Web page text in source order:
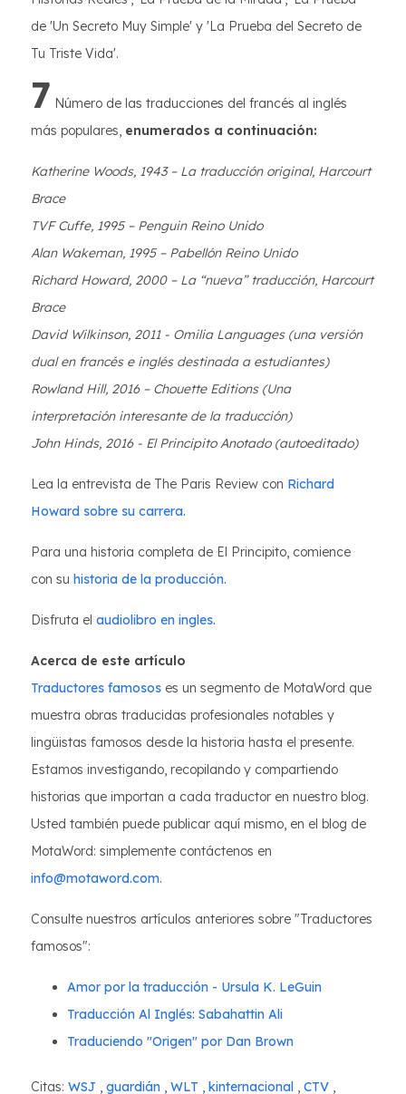
de 'Un Secreto Muy Simple' y 'La Prueba del Secreto de
Tu Triste Vida'.
7 Número de las traducciones del francés al inglés
más populares, enumerados a continuación:
Katherine Woods, 1943 – La traducción original, Harcourt
Brace
TVF Cuffe, 1995 – Penguin Reino Unido
Alan Wakeman, 1995 – Pabellón Reino Unido
Richard Howard, 2000 – La “nueva” traducción, Harcourt
Brace
David Wilkinson, 2011 - Omilia Languages (una versión
dual en francés e inglés destinada a estudiantes)
Rowland Hill, 2016 – Chouette Editions (Una
interpretación interesante de la traducción)
John Hinds, 2016 - El Principito Anotado (autoeditado)
Lea la entrevista de The Paris Review con Richard
Howard sobre su carrera.
Para una historia completa de El Principito, comience
con su historia de la producción.
Disfruta el audiolibro en ingles.
Acerca de este artículo
Traductores famosos es un segmento de MotaWord que
muestra obras traducidas profesionales notables y
lingüistas famosos desde la historia hasta el presente.
Estamos investigando, recopilando y compartiendo
historias que importan a cada traductor en nuestro blog.
Usted también puede publicar aquí mismo, en el blog de
MotaWord: simplemente contáctenos en
info@motaword.com.
Consulte nuestros artículos anteriores sobre "Traductores
famosos":
Amor por la traducción - Ursula K. LeGuin
Traducción Al Inglés: Sabahattin Ali
Traduciendo "Origen" por Dan Brown
Citas: WSJ , guardián , WLT , kinternacional , CTV ,